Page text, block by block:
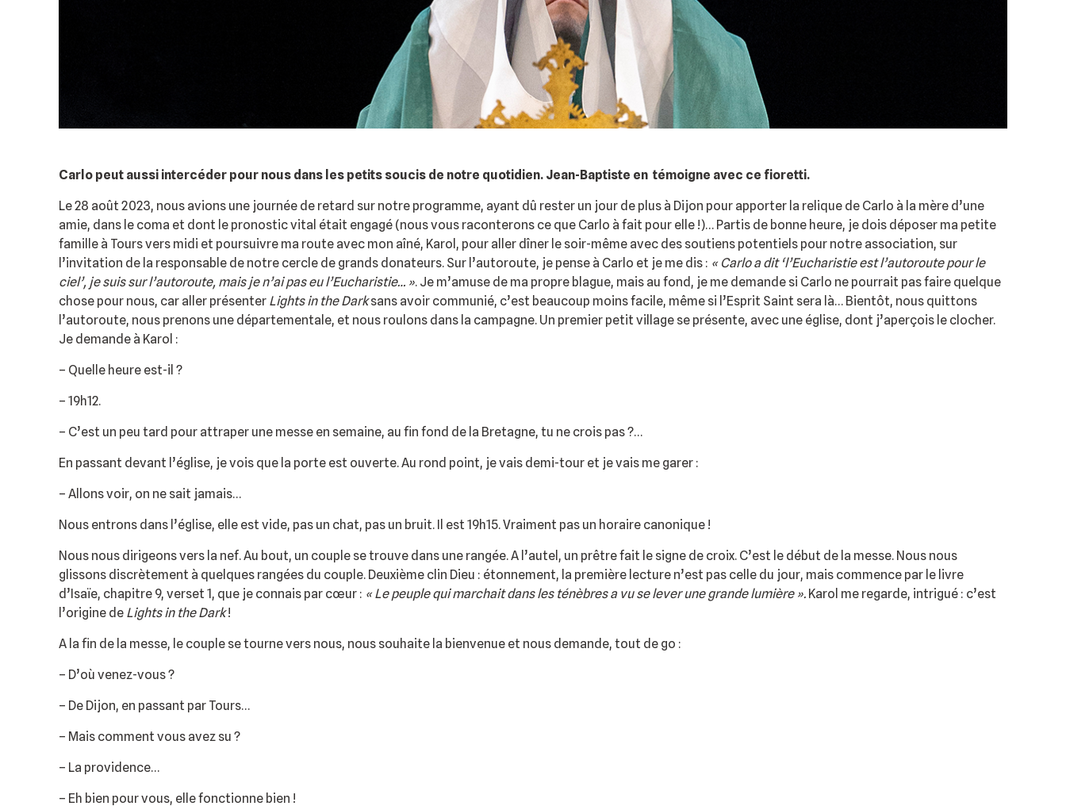
Carlo peut aussi intercéder pour nous dans les petits soucis de notre quotidien. Jean-Baptiste en témoigne avec ce fioretti.
Le 28 août 2023, nous avions une journée de retard sur notre programme, ayant dû rester un jour de plus à Dijon pour apporter la relique de Carlo à la mère d’une
amie, dans le coma et dont le pronostic vital était engagé (nous vous raconterons ce que Carlo à fait pour elle !)… Partis de bonne heure, je dois déposer ma petite
famille à Tours vers midi et poursuivre ma route avec mon aîné, Karol, pour aller dîner le soir-même avec des soutiens potentiels pour notre association, sur
l’invitation de la responsable de notre cercle de grands donateurs. Sur l’autoroute, je pense à Carlo et je me dis : « Carlo a dit ‘l’Eucharistie est l’autoroute pour le
ciel’, je suis sur l’autoroute, mais je n’ai pas eu l’Eucharistie… ». Je m’amuse de ma propre blague, mais au fond, je me demande si Carlo ne pourrait pas faire quelque
chose pour nous, car aller présenter Lights in the Darksans avoir communié, c’est beaucoup moins facile, même si l’Esprit Saint sera là… Bientôt, nous quittons
l’autoroute, nous prenons une départementale, et nous roulons dans la campagne. Un premier petit village se présente, avec une église, dont j’aperçois le clocher.
Je demande à Karol :
– Quelle heure est-il ?
– 19h12.
– C’est un peu tard pour attraper une messe en semaine, au fin fond de la Bretagne, tu ne crois pas ?…
En passant devant l’église, je vois que la porte est ouverte. Au rond point, je vais demi-tour et je vais me garer :
– Allons voir, on ne sait jamais…
Nous entrons dans l’église, elle est vide, pas un chat, pas un bruit. Il est 19h15. Vraiment pas un horaire canonique !
Nous nous dirigeons vers la nef. Au bout, un couple se trouve dans une rangée. A l’autel, un prêtre fait le signe de croix. C’est le début de la messe. Nous nous
glissons discrètement à quelques rangées du couple. Deuxième clin Dieu : étonnement, la première lecture n’est pas celle du jour, mais commence par le livre
d’Isaïe, chapitre 9, verset 1, que je connais par cœur : « Le peuple qui marchait dans les ténèbres a vu se lever une grande lumière ». Karol me regarde, intrigué : c’est
l’origine de Lights in the Dark!
A la fin de la messe, le couple se tourne vers nous, nous souhaite la bienvenue et nous demande, tout de go :
– D’où venez-vous ?
– De Dijon, en passant par Tours…
– Mais comment vous avez su ?
– La providence…
– Eh bien pour vous, elle fonctionne bien !